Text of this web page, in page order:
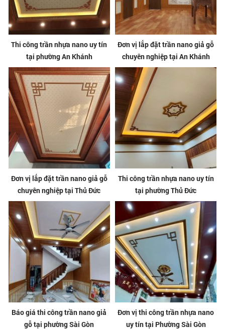
Thi công trần nhựa nano uy tín
tại phường An Khánh
Đơn vị lắp đặt trần nano giả gỗ
chuyên nghiệp tại An Khánh
Đơn vị lắp đặt trần nano giả gỗ
chuyên nghiệp tại Thủ Đức
Thi công trần nhựa nano uy tín
tại phường Thủ Đức
Báo giá thi công trần nano giả
gỗ tại phường Sài Gòn
Đơn vị thi công trần nhựa nano
uy tín tại Phường Sài Gòn